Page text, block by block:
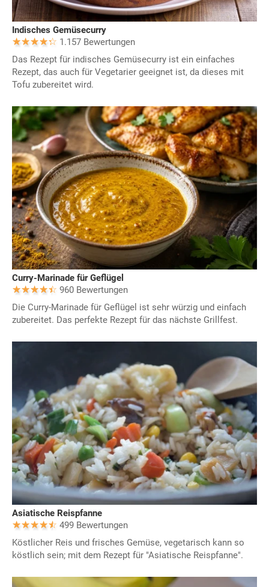
Indisches Gemüsecurry
1.157 Bewertungen
Das Rezept für indisches Gemüsecurry ist ein einfaches
Rezept, das auch für Vegetarier geeignet ist, da dieses mit
Tofu zubereitet wird.
Curry-Marinade für Geflügel
960 Bewertungen
Die Curry-Marinade für Geflügel ist sehr würzig und einfach
zubereitet. Das perfekte Rezept für das nächste Grillfest.
Asiatische Reispfanne
499 Bewertungen
Köstlicher Reis und frisches Gemüse, vegetarisch kann so
köstlich sein; mit dem Rezept für "Asiatische Reispfanne".